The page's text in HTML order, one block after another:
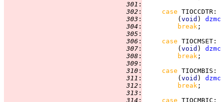
301 :
302 : case TIOCCDTR
303 :
         (
void )
304 : break
305 :
306 : case TIOCMSET
307 :
         (
void )
308 : break
309 :
310 : case TIOCMBIS
311 :
         (
void )
312 : break
313 :
314 : case TIOCMBIC